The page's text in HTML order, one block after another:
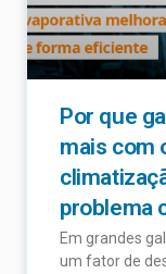
Por que
mais com
problema
Em grandes
um fator de